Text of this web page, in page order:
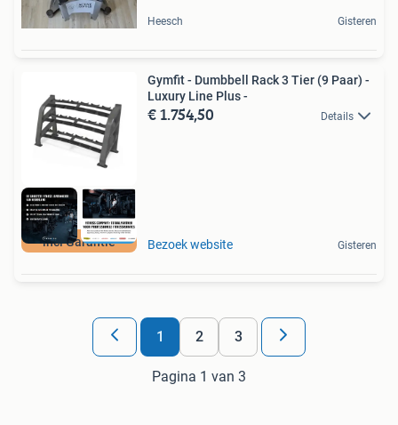
Heesch Gisteren
incl Garantie
Gymfit - Dumbbell Rack 3 Tier (9 Paar) -
Luxury Line Plus -
€ 1.754,50 Details
Bezoek website Gisteren
1 2 3
Pagina 1 van 3